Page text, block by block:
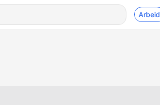
Arbeid